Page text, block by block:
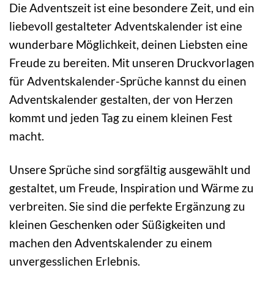
Die Adventszeit ist eine besondere Zeit, und ein
liebevoll gestalteter Adventskalender ist eine
wunderbare Möglichkeit, deinen Liebsten eine
Freude zu bereiten. Mit unseren Druckvorlagen
für Adventskalender-Sprüche kannst du einen
Adventskalender gestalten, der von Herzen
kommt und jeden Tag zu einem kleinen Fest
macht.
Unsere Sprüche sind sorgfältig ausgewählt und
gestaltet, um Freude, Inspiration und Wärme zu
verbreiten. Sie sind die perfekte Ergänzung zu
kleinen Geschenken oder Süßigkeiten und
machen den Adventskalender zu einem
unvergesslichen Erlebnis.